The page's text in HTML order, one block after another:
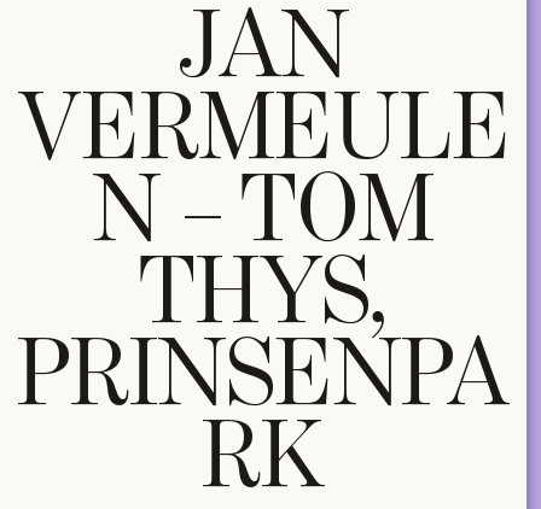
JAN
VERMEULE
N – TOM
THYS,
PRINSENPA
RK